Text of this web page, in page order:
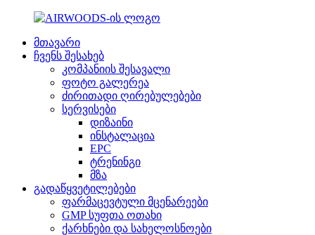
მთავარი
ჩვენს შესახებ
კომპანიის შესავალი
ფოტო გალერეა
ძირითადი ღირებულებები
სერვისები
დიზაინი
ინსტალაცია
EPC
ტრენინგი
მზა
გადაწყვეტილებები
ფარმაცევტული მცენარეები
GMP სუფთა ოთახი
ქარხნები და სახელოსნოები